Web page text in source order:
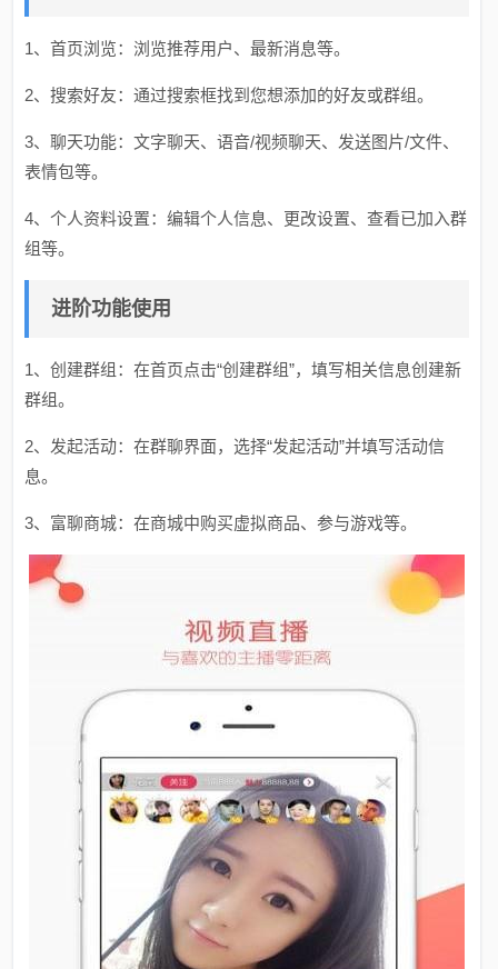
1、首页浏览：浏览推荐用户、最新消息等。
2、搜索好友：通过搜索框找到您想添加的好友或群组。
3、聊天功能：文字聊天、语音/视频聊天、发送图片/文件、
表情包等。
4、个人资料设置：编辑个人信息、更改设置、查看已加入群
组等。
进阶功能使用
1、创建群组：在首页点击“创建群组”，填写相关信息创建新
群组。
2、发起活动：在群聊界面，选择“发起活动”并填写活动信
息。
3、富聊商城：在商城中购买虚拟商品、参与游戏等。